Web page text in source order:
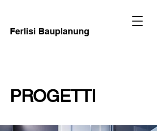
Ferlisi Bauplanung
PROGETTI